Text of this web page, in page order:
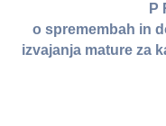
P
o spremembah in
izvajanja mature za